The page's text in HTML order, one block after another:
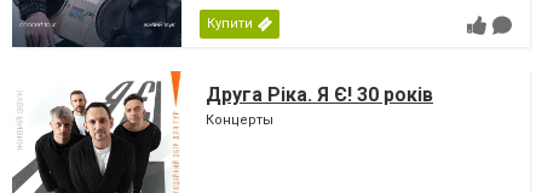
Купити
Друга Ріка. Я Є! 30 років
Концерты